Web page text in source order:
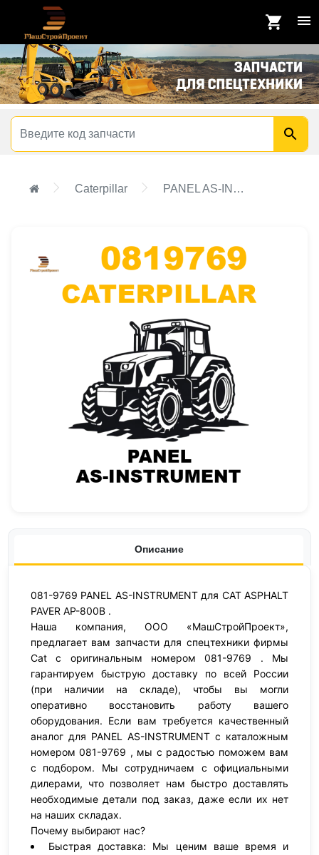
Caterpillar PANEL AS-INSTRUMENT
Описание
081-9769 PANEL AS-INSTRUMENT для CAT ASPHALT
PAVER AP-800B .
Наша компания, ООО «МашСтройПроект»,
предлагает вам запчасти для спецтехники фирмы
Cat с оригинальным номером 081-9769 . Мы
гарантируем быструю доставку по всей России
(при наличии на складе), чтобы вы могли
оперативно восстановить работу вашего
оборудования. Если вам требуется качественный
аналог для PANEL AS-INSTRUMENT с каталожным
номером 081-9769 , мы с радостью поможем вам
с подбором. Мы сотрудничаем с официальными
дилерами, что позволяет нам быстро доставлять
необходимые детали под заказ, даже если их нет
на наших складах.
Почему выбирают нас?
Быстрая доставка: Мы ценим ваше время и